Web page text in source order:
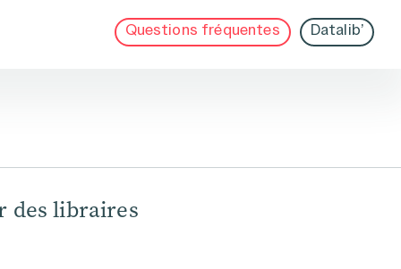
Questions fréquentes Datalib’
des libraires